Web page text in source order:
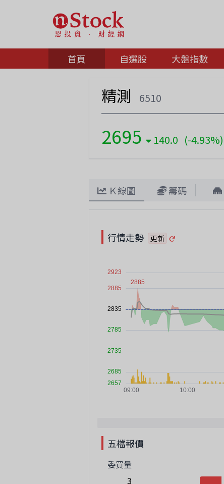
首頁 自選股 大盤指數
精測 6510
2695 140.0 (-4.93%)
Ｋ線圖 籌碼
行情走勢 更新
五檔報價
委買量
3